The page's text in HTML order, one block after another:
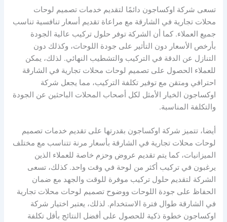
تسعى شركة اوكساجون دائمًا لتقديم خدمات تصميم لوحات
محلات تجارية في الشارقة مع مراعاة تقديم أسعار تنافسية تناسب
جميع العملاء. كما أن الشركة توفر حلول تركيب عالية الجودة
بأرخص الأسعار دون التأثير على جودة اللوحات، وكذلك دون
التنازل عن الدقة في التركيب والتشطيب النهائي. لذلك، يمكن
للعملاء الحصول على تصميم لوحات محلات تجارية في الشارقة
احترافي ومتقن مع توفير تكلفة التركيب، مما يجعل شركة
اوكساجون الخيار الأمثل لكل أصحاب المحلات الباحثين عن الجودة
والتكلفة المناسبة.
أيضا، تتميز شركة اوكساجون بقدرتها على تقديم خدمات تصميم
لوحات محلات تجارية في الشارقة بأسعار مرنة تتناسب مع مختلف
الميزانيات، كما يتم تقديم عروض وحزم خاصة للعملاء الذين
يرغبون في تركيب أكثر من لوحة في وقت واحد. كذلك، تسعى
الشركة لتقديم حلول تركيب موفرة للوقت والجهد مع ضمان
الحفاظ على جودة اللوحات ووضوح تصميم لوحات محلات تجارية
في الشارقة طوال فترة الاستخدام. لذلك، يعتبر اختيار شركة
اوكساجون خطوة ذكية للحصول على أفضل النتائج بأقل تكلفة